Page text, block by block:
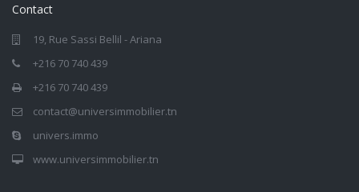
Contact
19, Rue Sassi Bellil - Ariana
+216 70 740 439
+216 70 740 439
contact@universimmobilier.tn
univers.immo
www.universimmobilier.tn